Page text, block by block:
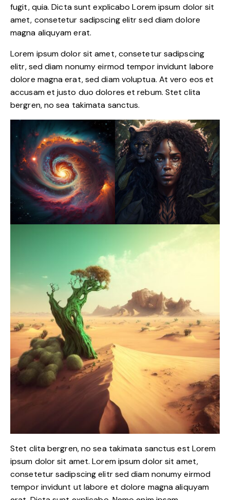
fugit, quia. Dicta sunt explicabo Lorem ipsum dolor sit
amet, consetetur sadipscing elitr sed diam dolore
magna aliquyam erat.
Lorem ipsum dolor sit amet, consetetur sadipscing
elitr, sed diam nonumy eirmod tempor invidunt labore
dolore magna erat, sed diam voluptua. At vero eos et
accusam et justo duo dolores et rebum. Stet clita
bergren, no sea takimata sanctus.
Stet clita bergren, no sea takimata sanctus est Lorem
ipsum dolor sit amet. Lorem ipsum dolor sit amet,
consetetur sadipscing elitr sed diam nonumy eirmod
tempor invidunt ut labore et dolore magna aliquyam